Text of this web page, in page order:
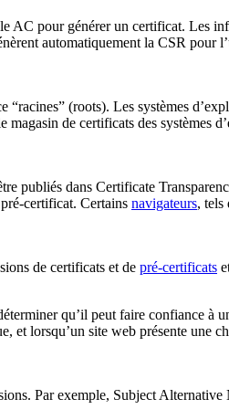
AC pour générer un certificat. Les
automatiquement la CSR pour
“racines” (roots). Les systèmes
de certificats des systèmes
publiés dans Certificate
certificat. Certains navigateurs, tels
de certificats et de pré-certificats
qu’il peut faire confiance à
et lorsqu’un site web présente une
Par exemple, Subject Alternative